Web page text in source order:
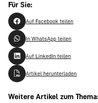
Für Sie:
Auf Facebook teilen
In WhatsApp teilen
Auf LinkedIn teilen
Artikel herunterladen
Weitere Artikel zum Thema: